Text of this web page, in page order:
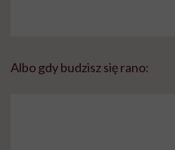
Albo gdy budzisz się rano: